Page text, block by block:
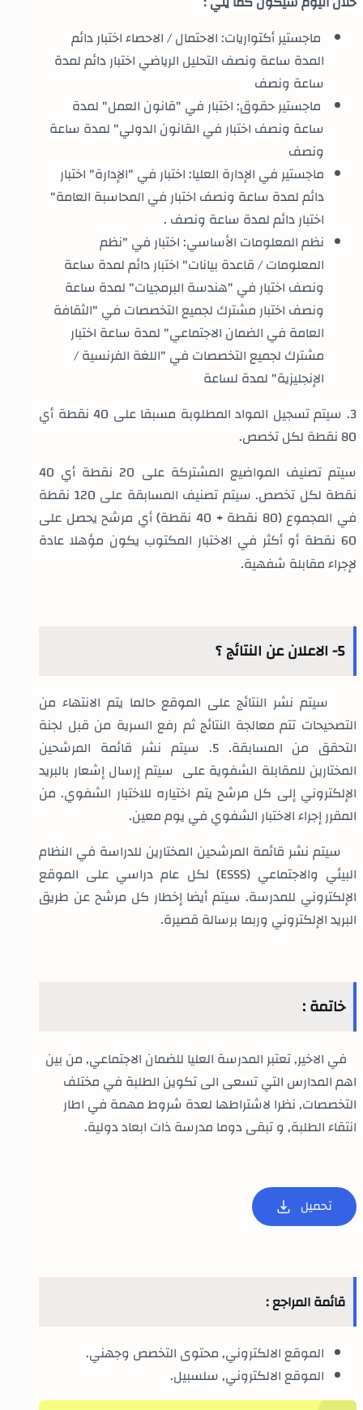
ماجستير أكتواريات: الاحتمال / الاحصاء اختبار دائم
المدة ساعة ونصف التحليل الرياضي اختبار دائم لمدة
ساعة ونصف
ماجستير حقوق: اختبار في "قانون العمل" لمدة
ساعة ونصف اختبار في القانون الدولي" لمدة ساعة
ونصف
ماجستير في الإدارة العليا: اختبار في "الإدارة" اختبار
دائم لمدة ساعة ونصف اختبار في المحاسبة العامة"
اختبار دائم لمدة ساعة ونصف .
نظم المعلومات الأساسي: اختبار في "نظم
المعلومات / قاعدة بيانات" اختبار دائم لمدة ساعة
ونصف اختبار في "هندسة البرمجيات" لمدة ساعة
ونصف اختبار مشترك لجميع التخصصات في "الثقافة
العامة في الضمان الاجتماعي" لمدة ساعة اختبار
مشترك لجميع التخصصات في "اللغة الفرنسية /
الإنجليزية" لمدة لساعة
3. سيتم تسجيل المواد المطلوبة مسبقا على 40 نقطة أي
80 نقطة لكل تخصص.
سيتم تصنيف المواضيع المشتركة على 20 نقطة أي 40
نقطة لكل تخصص. سيتم تصنيف المسابقة على 120 نقطة
في المجموع (80 نقطة + 40 نقطة) أي مرشح يحصل على
60 نقطة أو أكثر في الاختبار المكتوب يكون مؤهلا عادة
لإجراء مقابلة شفهية.
5- الاعلان عن النتائج ؟
سيتم نشر النتائج على الموقع حالما يتم الانتهاء من
التصحيحات تتم معالجة النتائج ثم رفع السرية من قبل لجنة
التحقق من المسابقة. 5. سيتم نشر قائمة المرشحين
المختارين للمقابلة الشفوية على سيتم إرسال إشعار بالبريد
الإلكتروني إلى كل مرشح يتم اختياره للاختبار الشفوي. من
المقرر إجراء الاختبار الشفوي في يوم معين.
سيتم نشر قائمة المرشحين المختارين للدراسة في النظام
البيئي والاجتماعي (ESSS) لكل عام دراسي على الموقع
الإلكتروني للمدرسة. سيتم أيضا إخطار كل مرشح عن طريق
البريد الإلكتروني وربما برسالة قصيرة.
خاتمة :
في الاخير, تعتبر المدرسة العليا للضمان الاجتماعي, من بين
اهم المدارس التي تسعى الى تكوين الطلبة في مختلف
التخصصات, نظرا لاشتراطها لعدة شروط مهمة في اطار
انتقاء الطلبة, و تبقى دوما مدرسة ذات ابعاد دولية.
تحميل
قائمة المراجع :
الموقع الالكتروني, محتوى التخصص وجهني.
الموقع الالكتروني, سلسبيل.